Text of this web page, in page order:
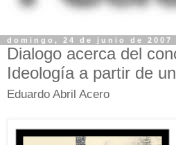
domingo, 24 de junio de 2007
Dialogo acerca del
Ideología a partir de
Eduardo Abril Acero